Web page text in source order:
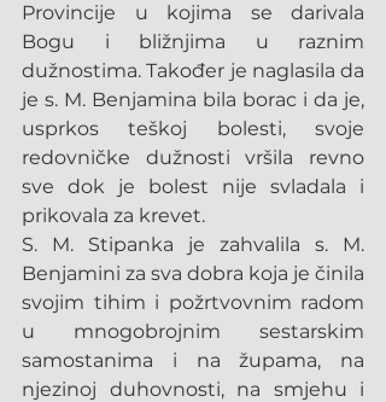
Provincije u kojima se darivala
Bogu i bližnjima u raznim
dužnostima. Također je naglasila da
je s. M. Benjamina bila borac i da je,
usprkos teškoj bolesti, svoje
redovničke dužnosti vršila revno
sve dok je bolest nije svladala i
prikovala za krevet.
S. M. Stipanka je zahvalila s. M.
Benjamini za sva dobra koja je činila
svojim tihim i požrtvovnim radom
u mnogobrojnim sestarskim
samostanima i na župama, na
njezinoj duhovnosti, na smjehu i